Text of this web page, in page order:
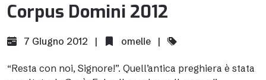
Corpus Domini 2012
7 Giugno 2012 | omelie |
“Resta con noi, Signore!”. Quell’antica preghiera è stata